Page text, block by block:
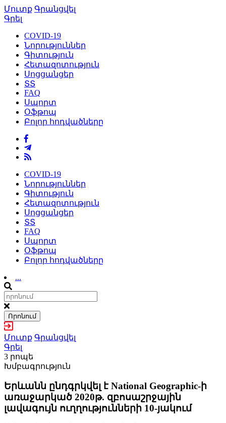
Մուտք Գրանցվել
Գրել
COVID-19
Նորություններ
Գիտություն
Հետազոտություն
Սոցցանցեր
ՏՏ
FAQ
Սպորտ
Օֆթոպ
Բոլոր հոդվածները
COVID-19
Նորություններ
Գիտություն
Հետազոտություն
Սոցցանցեր
ՏՏ
FAQ
Սպորտ
Օֆթոպ
Բոլոր հոդվածները
...
Որոնում
Մուտք Գրանցվել
Գրել
3 րոպե
Խմբագրություն
Երևանն ընդգրկվել է National Geographic-ի
առաջարկած 2020թ. զբոսաշրջային
լավագույն ուղղությունների 10-յակում